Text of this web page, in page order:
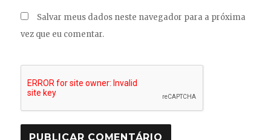
Salvar meus dados neste navegador para a próxima
vez que eu comentar.